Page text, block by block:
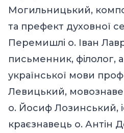
Могильницький,
та префект духовної
Перемишлі о. Іван
письменник, філолог,
української мови
Левицький,
о. Йосиф Лозинський,
краєзнавець о. Антін